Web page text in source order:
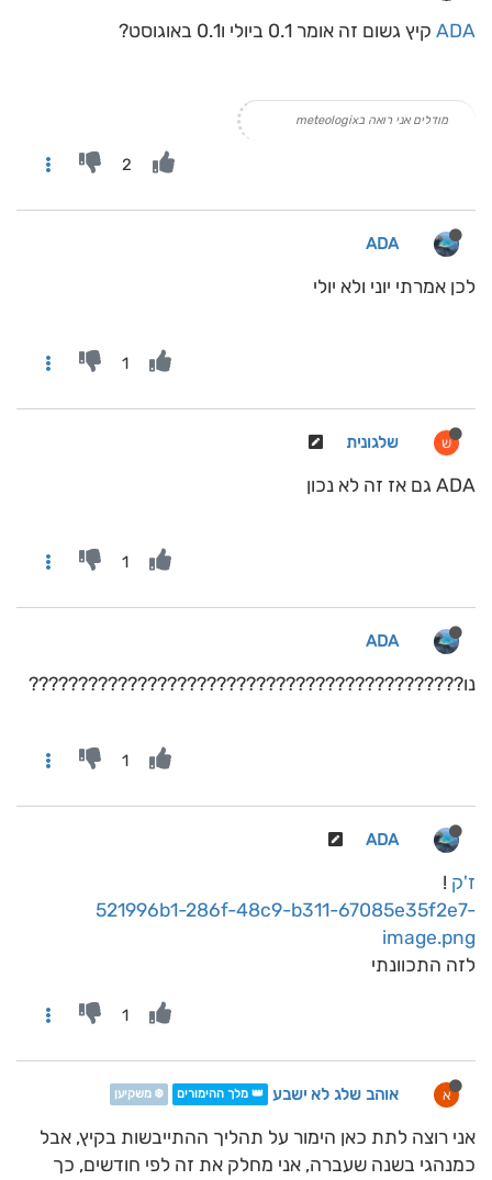
ADA קיץ גשום זה אומר 0.1 ביולי ו0.1 באוגוסט?
מודלים אני רואה בmeteologix
2
ADA
לכן אמרתי יוני ולא יולי
1
ש שלגונית
ADA גם אז זה לא נכון
1
ADA
נו????????????????????????????????????????????
1
ADA
ז'ק !
521996b1-286f-48c9-b311-67085e35f2e7-
image.png
לזה התכוונתי
1
א אוהב שלג לא ישבע 👑 מלך ההימורים ❄️ משקיען
אני רוצה לתת כאן הימור על תהליך ההתייבשות בקיץ, אבל
כמנהגי בשנה שעברה, אני מחלק את זה לפי חודשים, כך